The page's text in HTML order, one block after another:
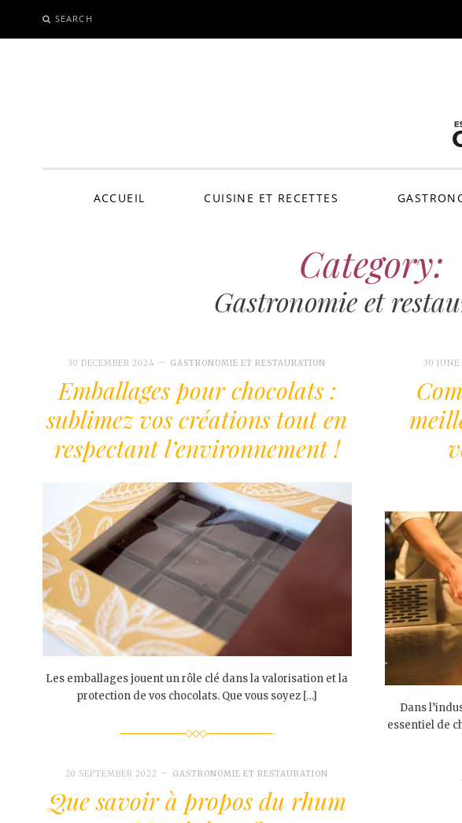
TO
SEARCH
ACCUEIL CUISINE ET RECETTES
Category:
Gastronomie et
30 DECEMBER 2024 GASTRONOMIE ET RESTAURATION
Emballages pour chocolats :
sublimez vos créations tout en
respectant l’environnement !
Les emballages jouent un rôle clé dans la valorisation et la
protection de vos chocolats. Que vous soyez […]
30 JUNE
Dans
essentiel de
20 SEPTEMBER 2022 GASTRONOMIE ET RESTAURATION
Que savoir à propos du rhum